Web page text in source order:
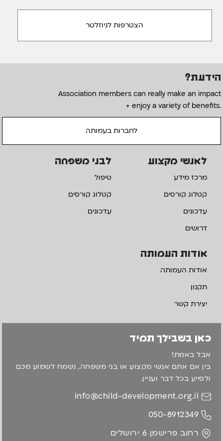
הידעת?
Association members can really make an impact
+ enjoy a variety of benefits.
לחברות בעמותה
אודות העמותה
אודות העמותה
תקנון
יצירת קשר
לאנשי מקצוע
מרכז מידע
קטלוג קורסים
עדכונים
דרושים
לבני משפחה
טיפול
קטלוג קורסים
עדכונים
כאן בשבילך תמיד
אבל באמת!
בין אם אתם אנשי מקצוע או בני משפחה, נשמח לשמוע מכם
ולסייע בכל דבר ועניין.
info@child-development.org.il
050-8912349
רחוב פרישמן 6 ירושלים